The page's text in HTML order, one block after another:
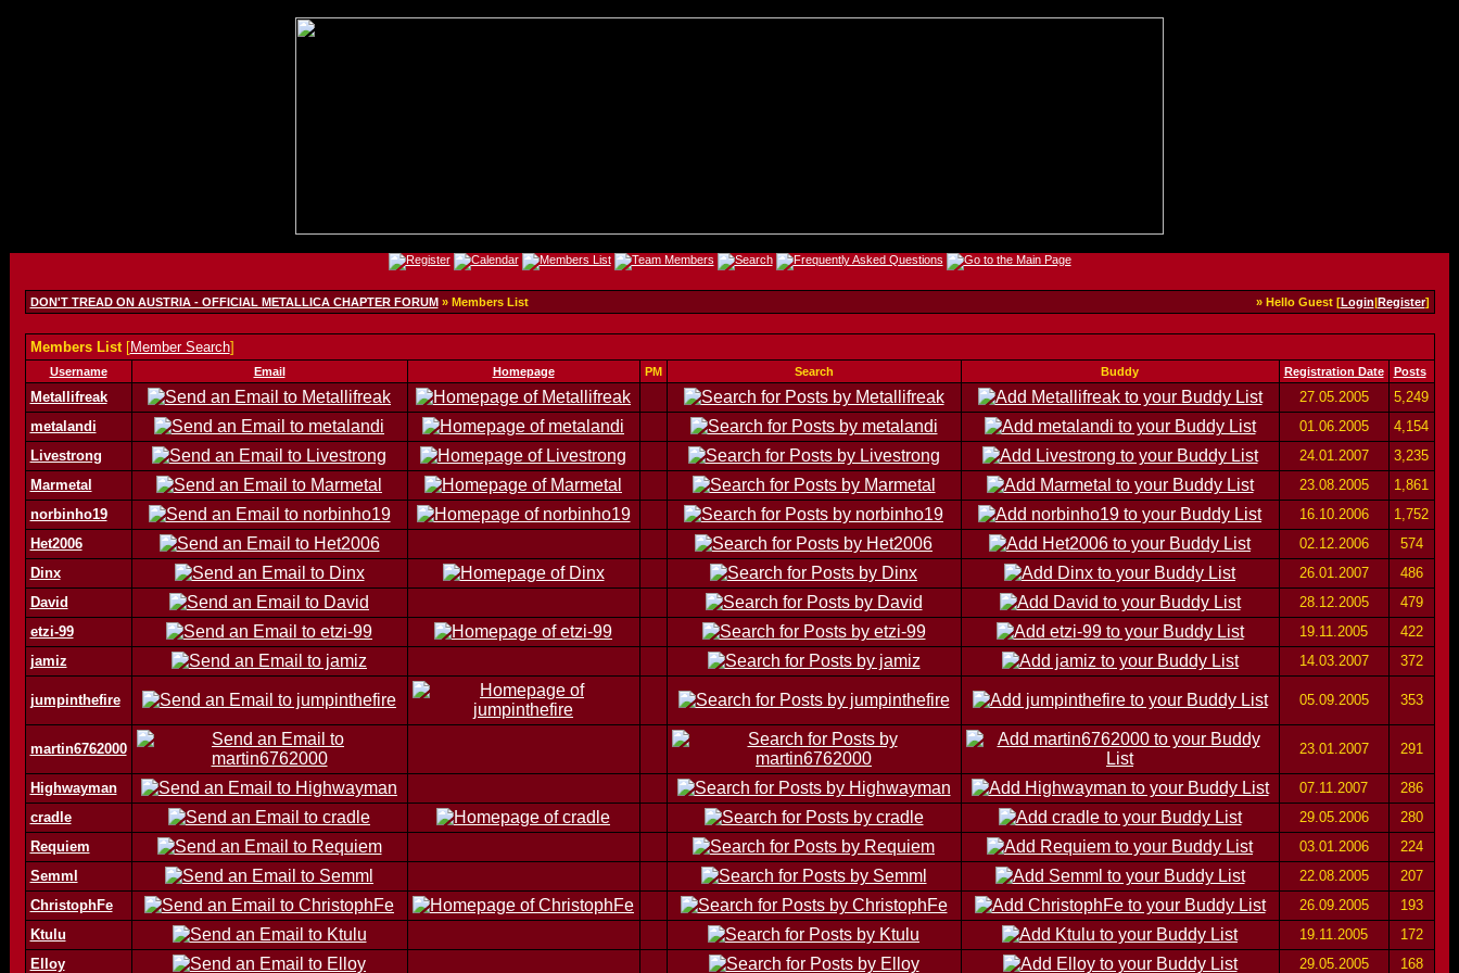
DON'T TREAD ON AUSTRIA - OFFICIAL METALLICA CHAPTER FORUM» Members List » Hello Guest [Login|Register]
Members List[Member Search]
Username Email Homepage PM Search Buddy Registration Date Posts
Metallifreak 27.05.2005
5,249
metalandi
01.06.2005
4,154
Livestrong
24.01.2007
3,235
Marmetal
23.08.2005
1,861
norbinho19
16.10.2006
1,752
Het2006
02.12.2006
574
Dinx
26.01.2007
486
David
28.12.2005
479
etzi-99
19.11.2005
422
jamiz
14.03.2007 372
jumpinthefire 05.09.2005 353
martin6762000 23.01.2007 291
Highwayman 07.11.2007
286
cradle
29.05.2006
280
Requiem
03.01.2006
224
Semml
22.08.2005
207
ChristophFe
26.09.2005
193
Ktulu
19.11.2005
172
Elloy
29.05.2005 168